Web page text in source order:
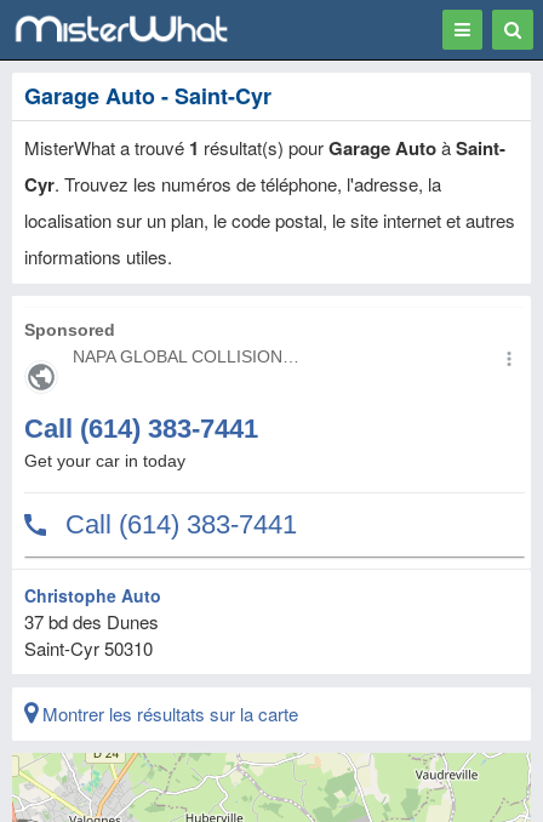
Toggle
Garage Auto - Saint-Cyr
MisterWhat a trouvé 1 résultat(s) pourGarage AutoàSaint-
Cyr. Trouvez les numéros de téléphone, l'adresse, la
localisation sur un plan, le code postal, le site internet et autres
informations utiles.
Christophe Auto
37 bd des Dunes
Saint-Cyr50310
Montrer les résultats sur la carte